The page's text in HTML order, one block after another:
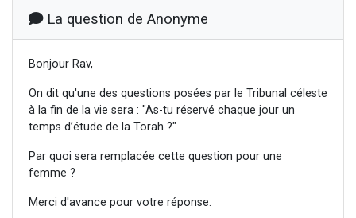
La question de Anonyme
Bonjour Rav,
On dit qu'une des questions posées par le Tribunal céleste
à la fin de la vie sera : "As-tu réservé chaque jour un
temps d’étude de la Torah ?"
Par quoi sera remplacée cette question pour une
femme ?
Merci d'avance pour votre réponse.